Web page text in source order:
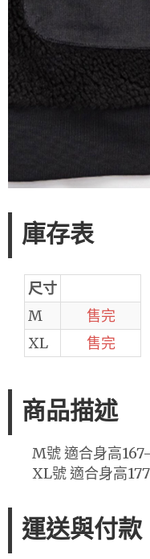
庫存表
尺寸
M
售完
XL
售完
商品描述
M號 適合身高
XL號 適合身高
運送與付款